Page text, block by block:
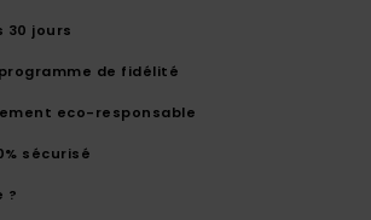
30 jours
de fidélité
eco-responsable
sécurisé
?